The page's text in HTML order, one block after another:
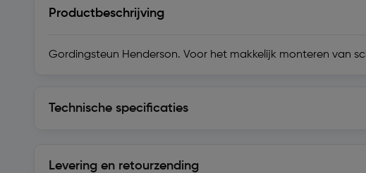
Productbeschrijving
Gordingsteun Henderson. Voor het makkelijk monteren van
Technische specificaties
Levering en retourzending